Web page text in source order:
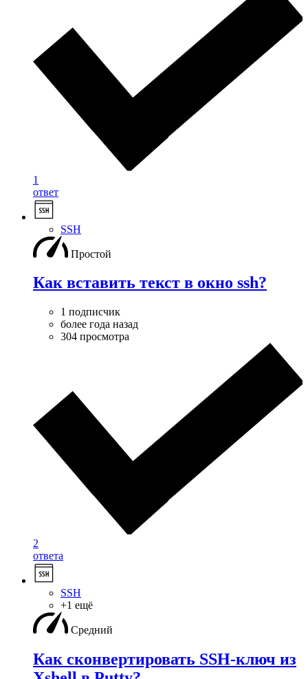
1
ответ
SSH
Простой
Как вставить текст в окно ssh?
1 подписчик
более года назад
304 просмотра
2
ответа
SSH
+1 ещё
Средний
Как сконвертировать SSH-ключ из